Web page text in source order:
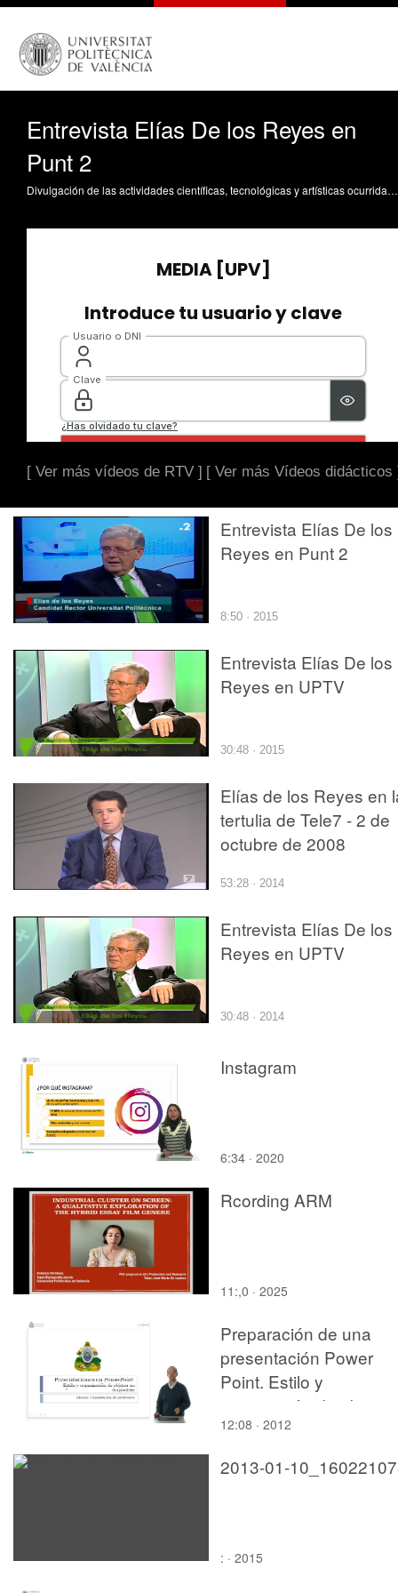
Entrevista Elías De los Reyes en
Punt 2
Divulgación de las actividades científicas, tecnológicas y artísticas ocurridas en los tres campus de la UPV
[ Ver más vídeos de RTV ] [ Ver más Vídeos didácticos
Entrevista Elías De los
Reyes en Punt 2
8:50 · 2015
Entrevista Elías De los
Reyes en UPTV
30:48 · 2015
Elías de los Reyes en
tertulia de Tele7 - 2 de
octubre de 2008
53:28 · 2014
Entrevista Elías De los
Reyes en UPTV
30:48 · 2014
Instagram
6:34 · 2020
Rcording ARM
11:,0 · 2025
Preparación de una
presentación Power
Point. Estilo y
preparación de objetos
en transparencias.
12:08 · 2012
2013-01-
: · 2015